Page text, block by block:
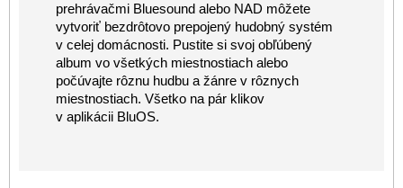
prehrávačmi Bluesound alebo NAD môžete
vytvoriť bezdrôtovo prepojený hudobný systém
v celej domácnosti. Pustite si svoj obľúbený
album vo všetkých miestnostiach alebo
počúvajte rôznu hudbu a žánre v rôznych
miestnostiach. Všetko na pár klikov
v aplikácii BluOS.